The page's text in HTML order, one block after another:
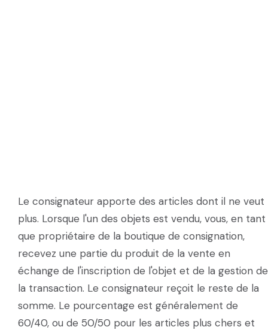
Le consignateur apporte des articles dont il ne veut
plus. Lorsque l'un des objets est vendu, vous, en tant
que propriétaire de la boutique de consignation,
recevez une partie du produit de la vente en
échange de l'inscription de l'objet et de la gestion de
la transaction. Le consignateur reçoit le reste de la
somme. Le pourcentage est généralement de
60/40, ou de 50/50 pour les articles plus chers et